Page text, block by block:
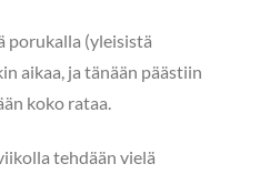
porukalla (yleisistä
aikaa, ja tänään päästiin
koko rataa.
tehdään vielä